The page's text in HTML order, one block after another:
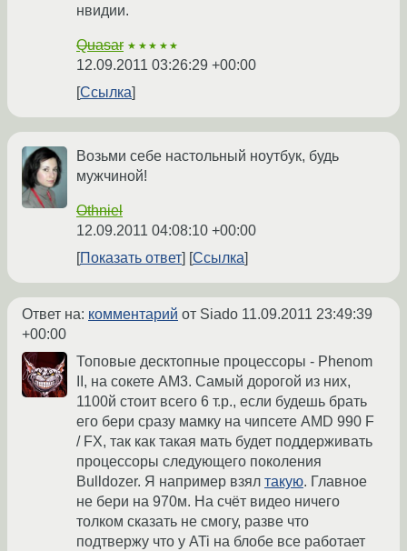
нвидии.
Quasar ★★★★★
12.09.2011 03:26:29 +00:00
Ссылка
Возьми себе настольный ноутбук, будь
мужчиной!
Othniel
12.09.2011 04:08:10 +00:00
Показать ответ
Ссылка
Ответ на: комментарий от Siado 11.09.2011 23:49:39
+00:00
Топовые десктопные процессоры - Phenom
II, на сокете AM3. Самый дорогой из них,
1100й стоит всего 6 т.р., если будешь брать
его бери сразу мамку на чипсете AMD 990 F
/ FX, так как такая мать будет поддерживать
процессоры следующего поколения
Bulldozer. Я например взял такую. Главное
не бери на 970м. На счёт видео ничего
толком сказать не смогу, разве что
подтвержу что у ATi на блобе все работает